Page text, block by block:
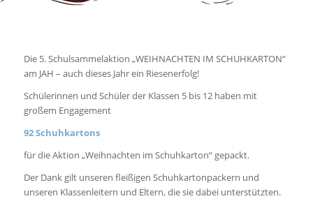
Die 5. Schulsammelaktion „WEIHNACHTEN IM SCHUHKARTON“
am JAH – auch dieses Jahr ein Riesenerfolg!
Schülerinnen und Schüler der Klassen 5 bis 12 haben mit
großem Engagement
92 Schuhkartons
für die Aktion „Weihnachten im Schuhkarton“ gepackt.
Der Dank gilt unseren fleißigen Schuhkartonpackern und
unseren Klassenleitern und Eltern, die sie dabei unterstützten.